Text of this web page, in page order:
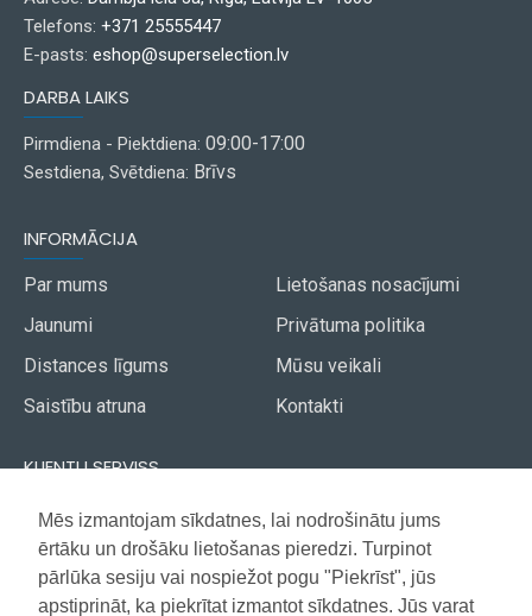
Mēs izmantojam sīkdatnes, lai nodrošinātu jums
ērtāku un drošāku lietošanas pieredzi. Turpinot
pārlūka sesiju vai nospiežot pogu "Piekrīst", jūs
apstiprināt, ka piekrītat izmantot sīkdatnes. Jūs varat
Telefons: +371 25555447
E-pasts: eshop@superselection.lv
DARBA LAIKS
Pirmdiena - Piektdiena: 09:00-17:00
Sestdiena, Svētdiena: Brīvs
INFORMĀCIJA
Par mums
Jaunumi
Distances līgums
Saistību atruna
Lietošanas nosacījumi
Privātuma politika
Mūsu veikali
Kontakti
KLIENTU SERVISS
Piegāde
Apmaksa
Garantija
Akcijas avīze
Vietnes karte